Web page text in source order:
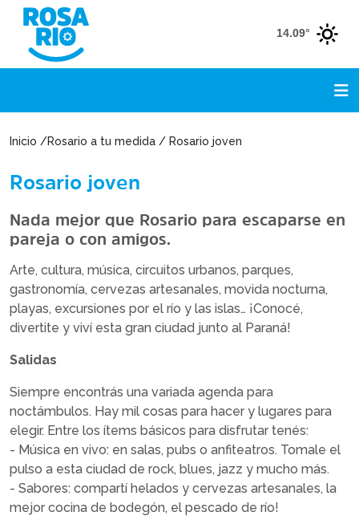
14.09°
Inicio /Rosario a tu medida / Rosario joven
Rosario joven
Nada mejor que Rosario para escaparse en
pareja o con amigos.
Arte, cultura, música, circuitos urbanos, parques,
gastronomía, cervezas artesanales, movida nocturna,
playas, excursiones por el río y las islas… ¡Conocé,
divertite y viví esta gran ciudad junto al Paraná!
Salidas
Siempre encontrás una variada agenda para
noctámbulos. Hay mil cosas para hacer y lugares para
elegir. Entre los ítems básicos para disfrutar tenés:
- Música en vivo: en salas, pubs o anfiteatros. Tomale el
pulso a esta ciudad de rock, blues, jazz y mucho más.
- Sabores: compartí helados y cervezas artesanales, la
mejor cocina de bodegón, el pescado de río!